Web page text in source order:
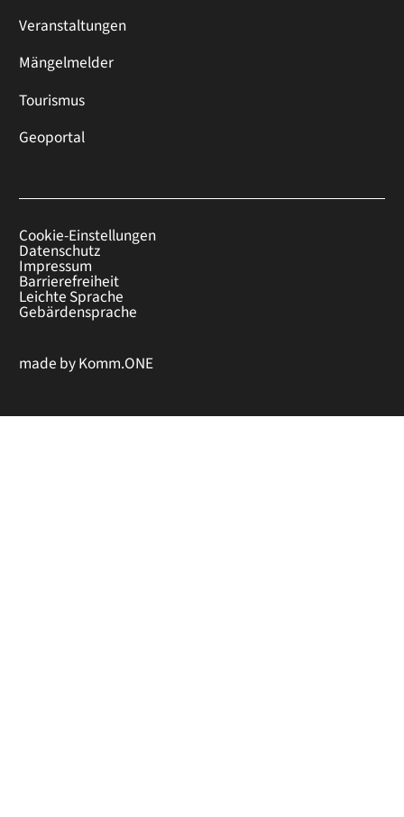
Veranstaltungen
Mängelmelder
Tourismus
Geoportal
Cookie-Einstellungen
Datenschutz
Impressum
Barrierefreiheit
Leichte Sprache
Gebärdensprache
made byKomm.ONE